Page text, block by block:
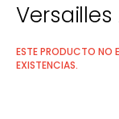
ESTE PRODUCTO NO
EXISTENCIAS.